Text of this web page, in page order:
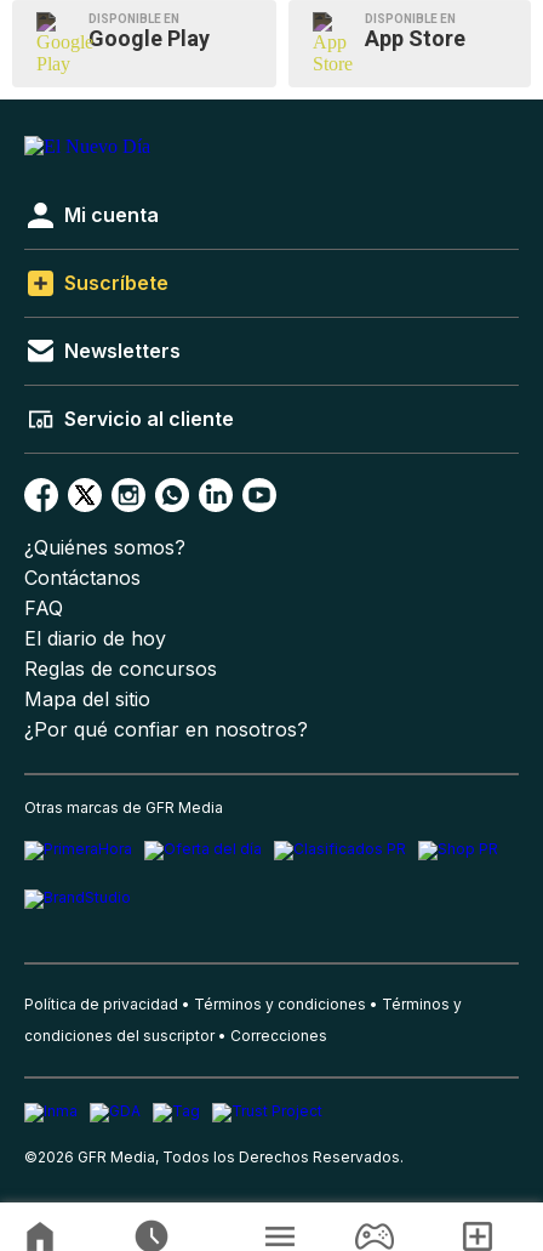
DISPONIBLE EN
Google Play
DISPONIBLE EN
App Store
Mi cuenta
Suscríbete
Newsletters
Servicio al cliente
¿Quiénes somos?
Contáctanos
FAQ
El diario de hoy
Reglas de concursos
Mapa del sitio
¿Por qué confiar en nosotros?
Otras marcas de GFR Media
Política de privacidad Términos y condiciones
Términos y
condiciones del suscriptor
Correcciones
©2026 GFR Media, Todos los Derechos Reservados.